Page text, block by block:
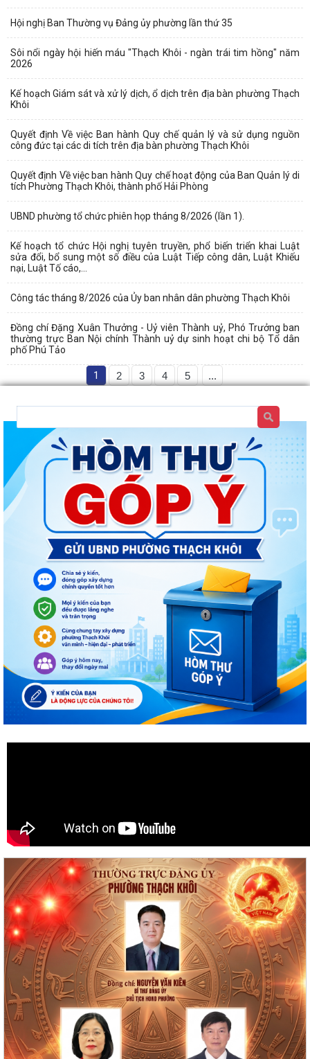
Hội nghị Ban Thường vụ Đảng ủy phường lần thứ 35
Sôi nổi ngày hội hiến máu "Thạch Khôi - ngàn trái tim hồng" năm
2026
Kế hoạch Giám sát và xử lý dịch, ổ dịch trên địa bàn phường Thạch
Khôi
Quyết định Về việc Ban hành Quy chế quản lý và sử dụng nguồn
công đức tại các di tích trên địa bàn phường Thạch Khôi
Quyết định Về việc ban hành Quy chế hoạt động của Ban Quản lý di
tích Phường Thạch Khôi, thành phố Hải Phòng
UBND phường tổ chức phiên họp tháng 8/2026 (lần 1).
Kế hoạch tổ chức Hội nghị tuyên truyền, phổ biến triển khai Luật
sửa đổi, bổ sung một số điều của Luật Tiếp công dân, Luật Khiếu
nại, Luật Tố cáo,...
Công tác tháng 8/2026 của Ủy ban nhân dân phường Thạch Khôi
Đồng chí Đặng Xuân Thưởng - Uỷ viên Thành uỷ, Phó Trưởng ban
thường trực Ban Nội chính Thành uỷ dự sinh hoạt chi bộ Tổ dân
phố Phú Tảo
1 2 3 4 5 ...